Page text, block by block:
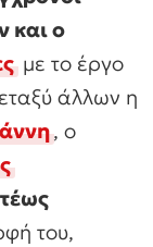
και ο
με το έργο
άλλων η
, ο
τέως
του,